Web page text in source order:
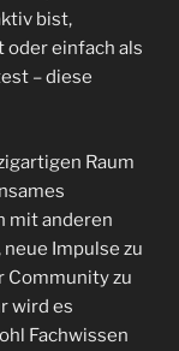
bist,
oder einfach als
– diese
Raum
mit anderen
neue Impulse zu
Community zu
wird es
Fachwissen